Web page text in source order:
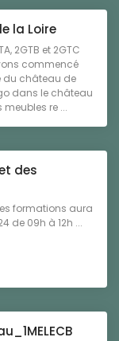
la Loire
2GTB et 2GTC
commencé
du château de
dans le château
re ...
des
formations aura
de 09h à 12h ...